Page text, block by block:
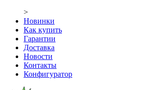
>
Новинки
Как купить
Гарантии
Доставка
Новости
Контакты
Конфигуратор